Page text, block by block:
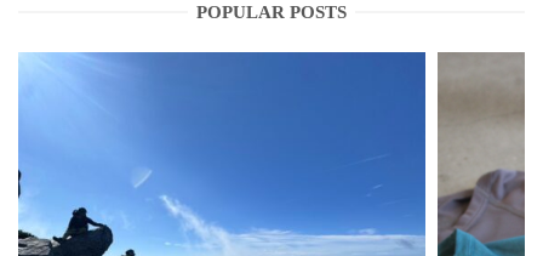
POPULAR POSTS